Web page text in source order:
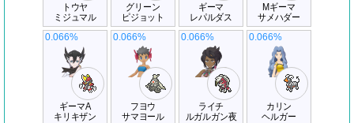
トウヤ
ミジュマル
グリーン
ピジョット
ギーマ
レパルダス
Mギーマ
サメハダー
ギーマA
キリキザン
0.066%
フヨウ
サマヨール
0.066%
ライチ
ルガルガン夜
0.066%
カリン
ヘルガー
0.066%